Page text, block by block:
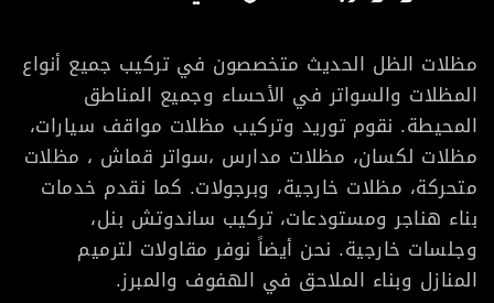
مظلات الظل الحديث متخصصون في تركيب جميع أنواع
المظلات والسواتر في الأحساء وجميع المناطق
المحيطة. نقوم توريد وتركيب مظلات مواقف سيارات،
مظلات لكسان، مظلات مدارس ،سواتر قماش ، مظلات
متحركة، مظلات خارجية، وبرجولات. كما نقدم خدمات
بناء هناجر ومستودعات، تركيب ساندوتش بنل،
وجلسات خارجية. نحن أيضاً نوفر مقاولات لترميم
المنازل وبناء الملاحق في الهفوف والمبرز.